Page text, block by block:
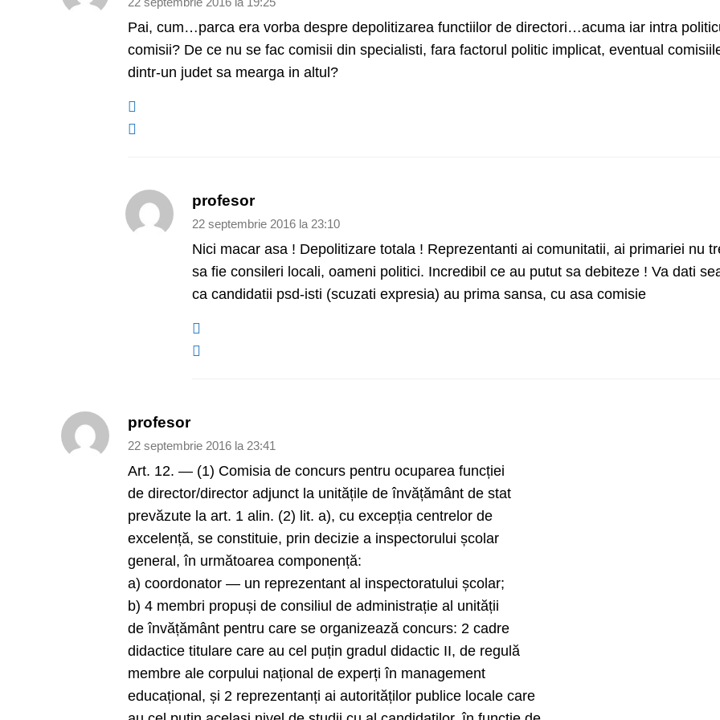
22 septembrie 2016 la 19:25
Pai, cum…parca era vorba despre depolitizarea functiilor de directori…acuma iar intra
comisii? De ce nu se fac comisii din specialisti, fara factorul politic implicat, eventual
dintr-un judet sa mearga in altul?
profesor
22 septembrie 2016 la 23:10
Nici macar asa ! Depolitizare totala ! Reprezentanti ai comunitatii, ai primariei nu
sa fie consileri locali, oameni politici. Incredibil ce au putut sa debiteze ! Va dati
ca candidatii psd-isti (scuzati expresia) au prima sansa, cu asa comisie
profesor
22 septembrie 2016 la 23:41
Art. 12. — (1) Comisia de concurs pentru ocuparea funcției
de director/director adjunct la unitățile de învățământ de stat
prevăzute la art. 1 alin. (2) lit. a), cu excepția centrelor de
excelență, se constituie, prin decizie a inspectorului școlar
general, în următoarea componență:
a) coordonator — un reprezentant al inspectoratului școlar;
b) 4 membri propuși de consiliul de administrație al unității
de învățământ pentru care se organizează concurs: 2 cadre
didactice titulare care au cel puțin gradul didactic II, de regulă
membre ale corpului național de experți în management
educațional, și 2 reprezentanți ai autorităților publice locale care